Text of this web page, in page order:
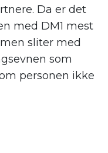
Da er det
med DM1 mest
sliter med
som
personen ikke